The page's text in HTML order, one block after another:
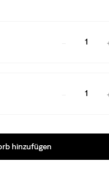
1
1
hinzufügen